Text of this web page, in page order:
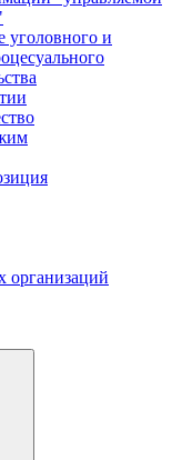
уголовного и
организаций